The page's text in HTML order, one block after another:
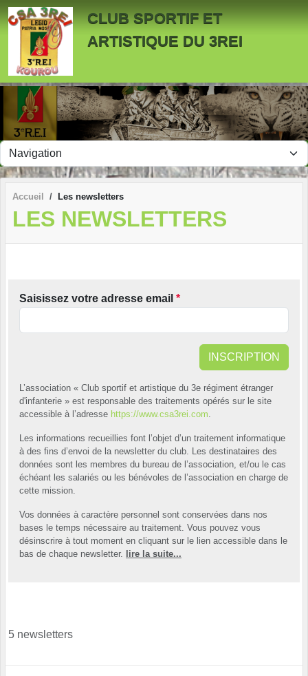
CLUB SPORTIF ET
ARTISTIQUE DU 3REI
Accueil Les newsletters
LES NEWSLETTERS
Saisissez votre adresse email *
INSCRIPTION
L’association « Club sportif et artistique du 3e régiment étranger
d'infanterie » est responsable des traitements opérés sur le site
accessible à l’adresse https://www.csa3rei.com.
Les informations recueillies font l’objet d’un traitement informatique
à des fins d’envoi de la newsletter du club. Les destinataires des
données sont les membres du bureau de l’association, et/ou le cas
échéant les salariés ou les bénévoles de l’association en charge de
cette mission.
Vos données à caractère personnel sont conservées dans nos
bases le temps nécessaire au traitement. Vous pouvez vous
désinscrire à tout moment en cliquant sur le lien accessible dans le
bas de chaque newsletter.
lire la suite...
5 newsletters
Panneau de gestion des cookies